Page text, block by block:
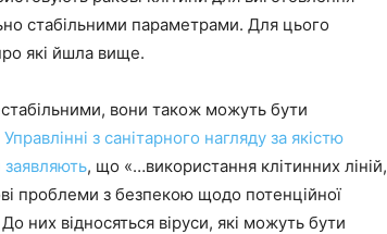
стабільними параметрами. Для цього
які йшла вище.
вони також можуть бути
Управлінні з санітарного нагляду за якістю
, що «…використання клітинних ліній,
проблеми з безпекою щодо потенційної
них відносяться віруси, які можуть бути